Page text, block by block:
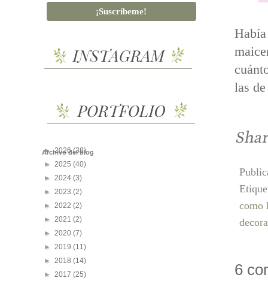
las
como
6
Archivo del blog
►2026(38)
► 2025 (40)
► 2024 (3)
► 2023 (2)
► 2022 (2)
► 2021 (2)
► 2020 (7)
► 2019 (11)
► 2018 (14)
► 2017 (25)